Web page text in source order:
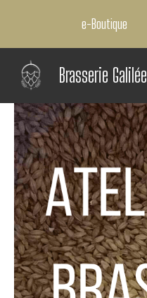
e-Boutique
Brasserie Galilée
quantité
de
Atelier
de
brassage